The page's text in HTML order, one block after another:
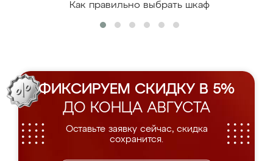
Как правильно выбрать шкаф
ФИКСИРУЕМ СКИДКУ В 5%
ДО КОНЦА АВГУСТА
Оставьте заявку сейчас, скидка
сохранится.